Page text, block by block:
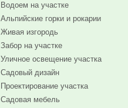
Водоем на участке
Альпийские горки и рокарии
Живая изгородь
Забор на участке
Уличное освещение участка
Садовый дизайн
Проектирование участка
Садовая мебель